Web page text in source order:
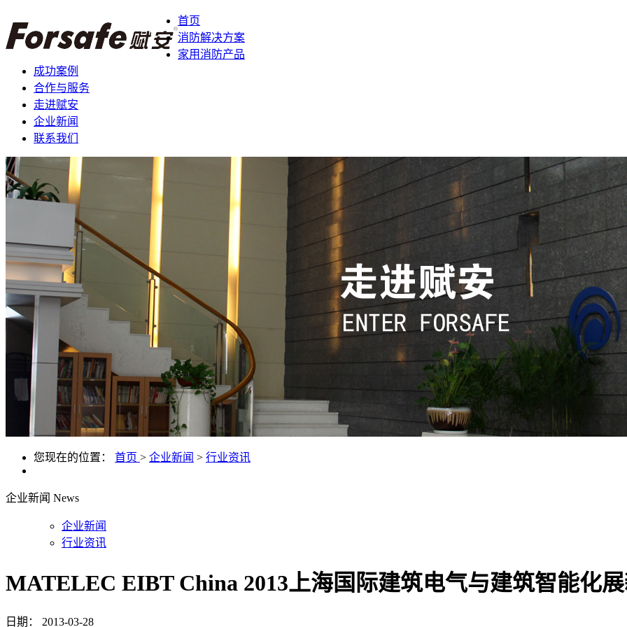
首页
消防解决方案
家用消防产品
成功案例
合作与服务
走进赋安
企业新闻
联系我们
您现在的位置： 首页 > 企业新闻 > 行业资讯
企业新闻 News
企业新闻
行业资讯
MATELEC EIBT China 2013上海国际建筑电气与建筑智能化
日期： 2013-03-28